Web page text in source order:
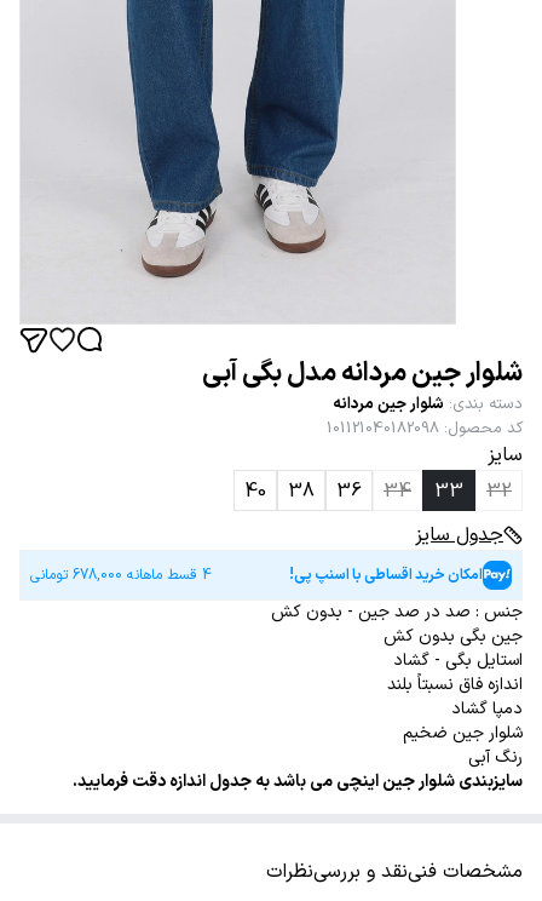
شلوار جین مردانه مدل بگی آبی
دسته بندی: شلوار جین مردانه
کد محصول:
101121040182098
سایز
32
33
34
36
38
40
جدول سایز
امکان خرید اقساطی با اسنپ پی! 4 قسط ماهانه 678,000 تومانی
جنس : صد در صد جین - بدون کش
جین بگی بدون کش
استایل بگی - گشاد
اندازه فاق نسبتاً بلند
دمپا گشاد
شلوار جین ضخیم
رنگ آبی
سایزبندی شلوار جین اینچی می باشد به جدول اندازه دقت فرمایید.
مشخصات فنینقد و بررسینظرات